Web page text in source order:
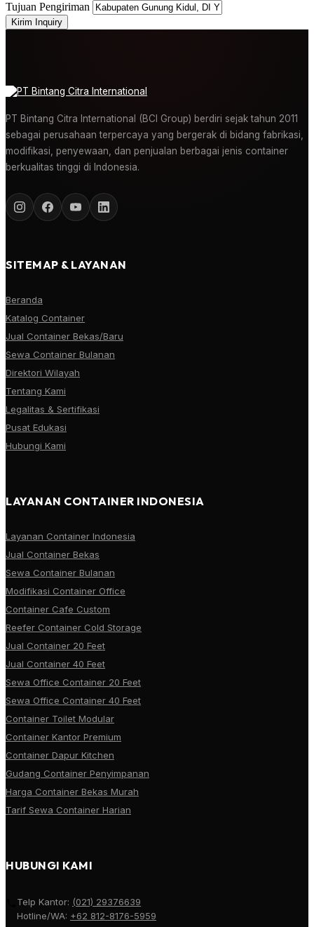
Tujuan Pengiriman
Kirim Inquiry
PT Bintang Citra International (BCI Group) berdiri sejak tahun 2011
sebagai perusahaan terpercaya yang bergerak di bidang fabrikasi,
modifikasi, penyewaan, dan penjualan berbagai jenis container
berkualitas tinggi di Indonesia.
SITEMAP & LAYANAN
Beranda
Katalog Container
Jual Container Bekas/Baru
Sewa Container Bulanan
Direktori Wilayah
Tentang Kami
Legalitas & Sertifikasi
Pusat Edukasi
Hubungi Kami
LAYANAN CONTAINER INDONESIA
Layanan Container Indonesia
Jual Container Bekas
Sewa Container Bulanan
Modifikasi Container Office
Container Cafe Custom
Reefer Container Cold Storage
Jual Container 20 Feet
Jual Container 40 Feet
Sewa Office Container 20 Feet
Sewa Office Container 40 Feet
Container Toilet Modular
Container Kantor Premium
Container Dapur Kitchen
Gudang Container Penyimpanan
Harga Container Bekas Murah
Tarif Sewa Container Harian
HUBUNGI KAMI
Telp Kantor: (021) 29376639
Hotline/WA: +62 812-8176-5959